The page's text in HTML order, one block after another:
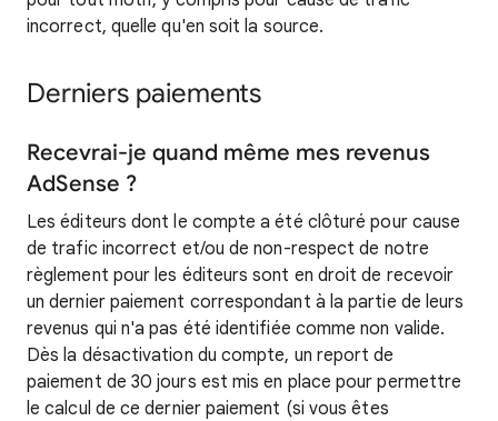
incorrect, quelle qu'en soit la source.
Derniers paiements
Recevrai-je quand même mes revenus
AdSense ?
Les éditeurs dont le compte a été clôturé pour cause
de trafic incorrect et/ou de non-respect de notre
règlement pour les éditeurs sont en droit de recevoir
un dernier paiement correspondant à la partie de leurs
revenus qui n'a pas été identifiée comme non valide.
Dès la désactivation du compte, un report de
paiement de 30 jours est mis en place pour permettre
le calcul de ce dernier paiement (si vous êtes